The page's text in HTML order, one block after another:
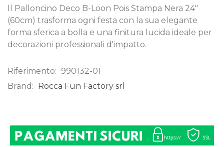
Il Palloncino Deco B-Loon Pois Stampa Nera 24"
(60cm) trasforma ogni festa con la sua elegante
forma sferica a bolla e una finitura lucida ideale per
decorazioni professionali d'impatto.
Riferimento: 990132-01
Brand:
Rocca Fun Factory srl